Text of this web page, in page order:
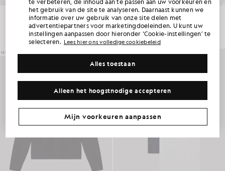
Alledaags katoenen poloshirt
£55.00
+2
Alledaags katoenen poloshirt
£55.00
+2
NIEUW BINNEN
het gebruik van de site te analyseren. Daarnaast kunnen we
informatie over uw gebruik van onze site delen met
advertentiepartners voor marketingdoeleinden. U kunt uw
instellingen aanpassen door hieronder ‘Cookie-instellingen’ te
selecteren. Lees hier ons volledige cookiebeleid
Alleen het hoogstnodige accepteren
Alles toestaan
Mijn voorkeuren aanpassen
Word lid van Club Lyle & Scott en ontvang als eerste informatie over nieuwe collecties,
samenwerkingen en seizoensuitverkoop exclusief voor leden, plus een unieke
welkomstcode waarmee je 15% korting krijgt.
Heeft u nog andere communicatievoorkeuren?
MIJN AANBIEDING CLAIMEN